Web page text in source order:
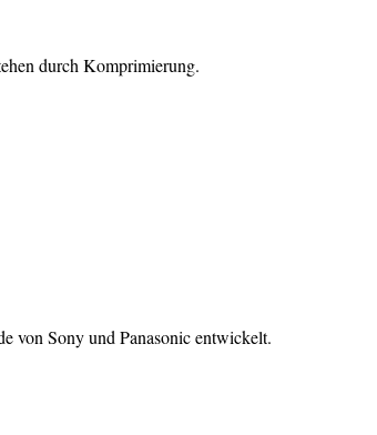
durch Komprimierung.
von Sony und Panasonic entwickelt.